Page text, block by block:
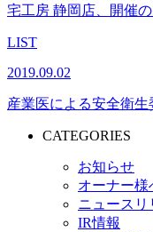
宅工房 静岡店、開催
LIST
2019.09.02
産業医による安全衛生
CATEGORIES
お知らせ
オーナー様
ニュースリ
IR情報